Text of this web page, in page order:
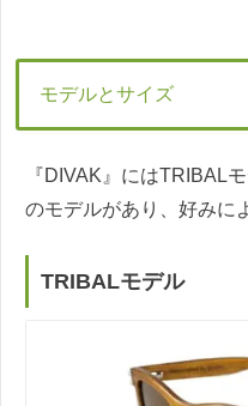
モデルとサイズ
『DIVAK』にはTRIBAL
のモデルがあり、好みに
TRIBALモデル